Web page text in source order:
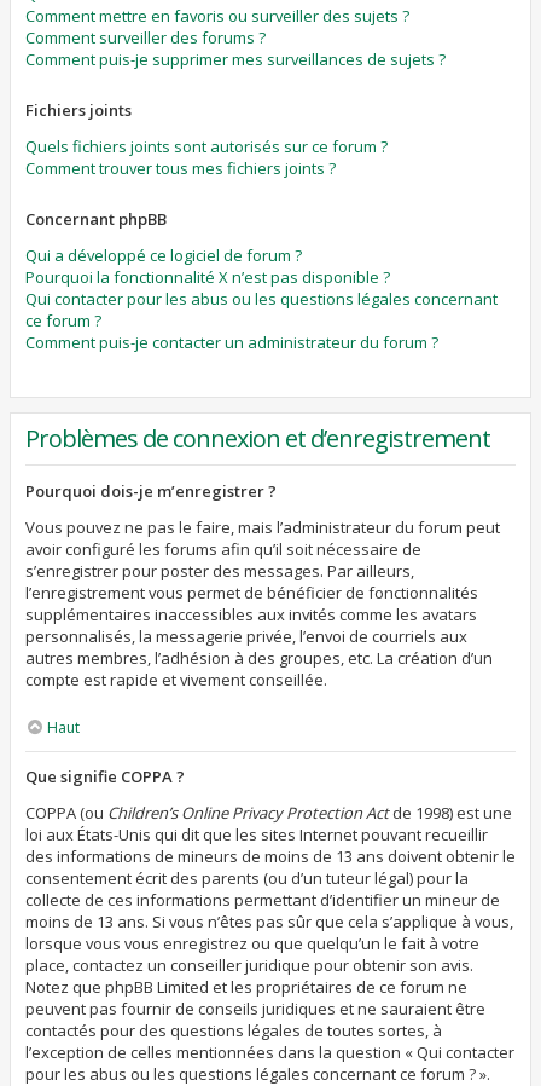
Comment mettre en favoris ou surveiller des sujets ?
Comment surveiller des forums ?
Comment puis-je supprimer mes surveillances de sujets ?
Fichiers joints
Quels fichiers joints sont autorisés sur ce forum ?
Comment trouver tous mes fichiers joints ?
Concernant phpBB
Qui a développé ce logiciel de forum ?
Pourquoi la fonctionnalité X n’est pas disponible ?
Qui contacter pour les abus ou les questions légales concernant
ce forum ?
Comment puis-je contacter un administrateur du forum ?
Problèmes de connexion et d’enregistrement
Pourquoi dois-je m’enregistrer ?
Vous pouvez ne pas le faire, mais l’administrateur du forum peut
avoir configuré les forums afin qu’il soit nécessaire de
s’enregistrer pour poster des messages. Par ailleurs,
l’enregistrement vous permet de bénéficier de fonctionnalités
supplémentaires inaccessibles aux invités comme les avatars
personnalisés, la messagerie privée, l’envoi de courriels aux
autres membres, l’adhésion à des groupes, etc. La création d’un
compte est rapide et vivement conseillée.
Haut
Que signifie COPPA ?
COPPA (ou Children’s Online Privacy Protection Actde 1998) est une
loi aux États-Unis qui dit que les sites Internet pouvant recueillir
des informations de mineurs de moins de 13 ans doivent obtenir le
consentement écrit des parents (ou d’un tuteur légal) pour la
collecte de ces informations permettant d’identifier un mineur de
moins de 13 ans. Si vous n’êtes pas sûr que cela s’applique à vous,
lorsque vous vous enregistrez ou que quelqu’un le fait à votre
place, contactez un conseiller juridique pour obtenir son avis.
Notez que phpBB Limited et les propriétaires de ce forum ne
peuvent pas fournir de conseils juridiques et ne sauraient être
contactés pour des questions légales de toutes sortes, à
l’exception de celles mentionnées dans la question « Qui contacter
pour les abus ou les questions légales concernant ce forum ? ».